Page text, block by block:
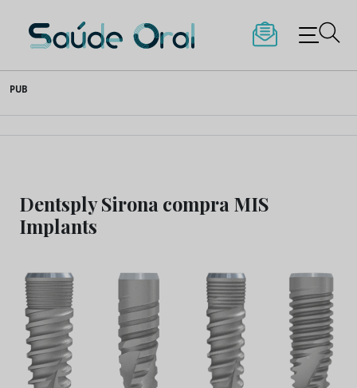
to
content
Saúde Oral
PUB
Dentsply Sirona compra MIS
Implants